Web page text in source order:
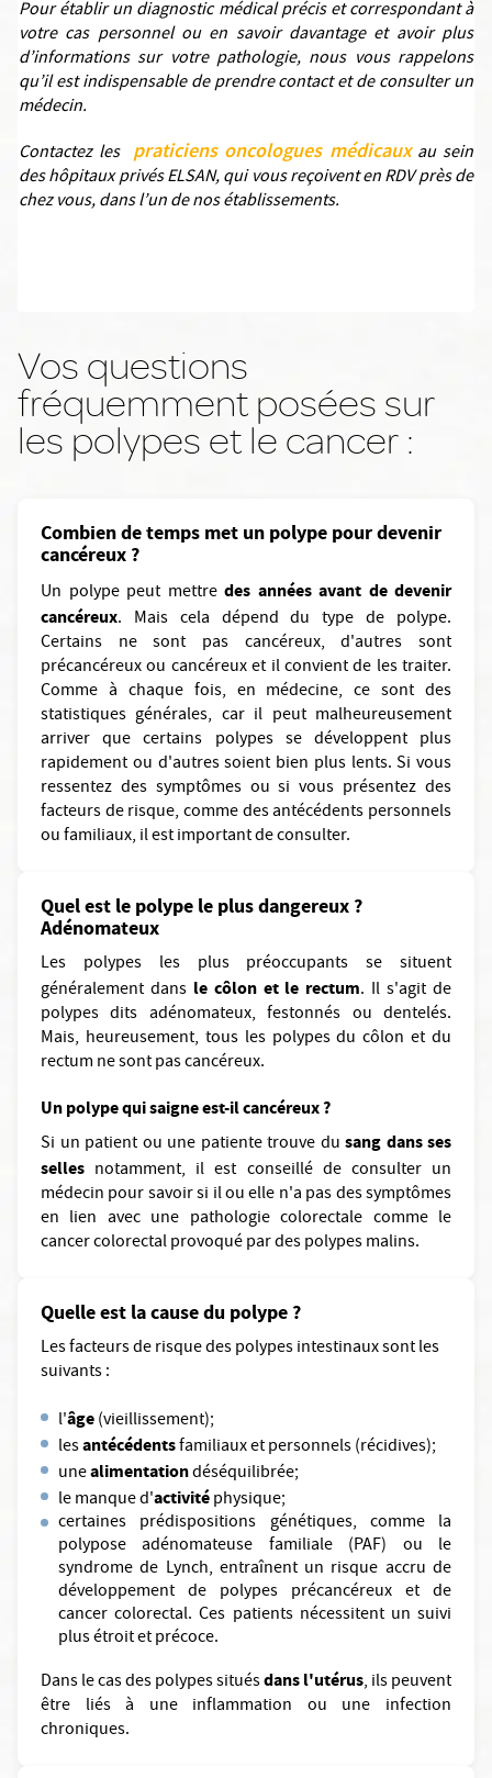
Pour établir un diagnostic médical précis et correspondant à
votre cas personnel ou en savoir davantage et avoir plus
d’informations sur votre pathologie, nous vous rappelons
qu’il est indispensable de prendre contact et de consulter un
médecin.
Contactez les praticiens oncologues médicauxau sein
des hôpitaux privés ELSAN, qui vous reçoivent en RDV près de
chez vous, dans l’un de nos établissements.
Vos questions
fréquemment posées sur
les polypes et le cancer :
Combien de temps met un polype pour devenir
cancéreux ?
Un polype peut mettre des années avant de devenir
cancéreux. Mais cela dépend du type de polype.
Certains ne sont pas cancéreux, d'autres sont
précancéreux ou cancéreux et il convient de les traiter.
Comme à chaque fois, en médecine, ce sont des
statistiques générales, car il peut malheureusement
arriver que certains polypes se développent plus
rapidement ou d'autres soient bien plus lents. Si vous
ressentez des symptômes ou si vous présentez des
facteurs de risque, comme des antécédents personnels
ou familiaux, il est important de consulter.
Quel est le polype le plus dangereux ?
Adénomateux
Les polypes les plus préoccupants se situent
généralement dans le côlon et le rectum. Il s'agit de
polypes dits adénomateux, festonnés ou dentelés.
Mais, heureusement, tous les polypes du côlon et du
rectum ne sont pas cancéreux.
Un polype qui saigne est-il cancéreux ?
Si un patient ou une patiente trouve du sang dans ses
selles notamment, il est conseillé de consulter un
médecin pour savoir si il ou elle n'a pas des symptômes
en lien avec une pathologie colorectale comme le
cancer colorectal provoqué par des polypes malins.
Quelle est la cause du polype ?
Les facteurs de risque des polypes intestinaux sont les
suivants :
l'âge(vieillissement);
lesantécédentsfamiliaux et personnels (récidives);
unealimentationdéséquilibrée;
le manque d'activitéphysique;
certaines prédispositions génétiques, comme la
polypose adénomateuse familiale (PAF) ou le
syndrome de Lynch, entraînent un risque accru de
développement de polypes précancéreux et de
cancer colorectal. Ces patients nécessitent un suivi
plus étroit et précoce.
Dans le cas des polypes situésdans l'utérus, ils peuvent
être liés à une inflammation ou une infection
chroniques.